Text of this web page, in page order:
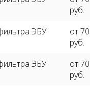
руб.
ЭБУ
от
руб.
ЭБУ
от
руб.